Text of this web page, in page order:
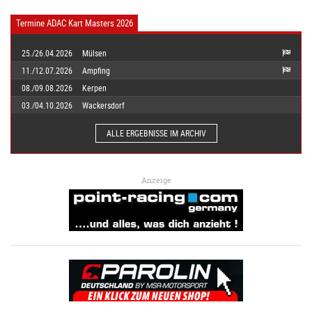
Termine ADAC Kart Masters 2026
25./26.04.2026
Mülsen
11./12.07.2026
Ampfing
08./09.08.2026
Kerpen
03./04.10.2026
Wackersdorf
ALLE ERGEBNISSE IM ARCHIV
Anzeige